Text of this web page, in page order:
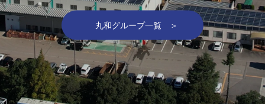
丸和グループ一覧 ＞